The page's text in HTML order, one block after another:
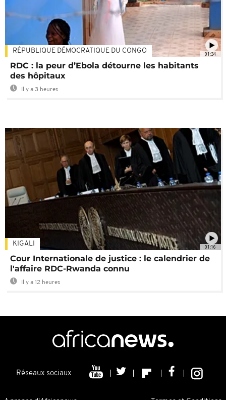
01:34
RÉPUBLIQUE DÉMOCRATIQUE DU CONGO
RDC : la peur d’Ebola détourne les habitants
des hôpitaux
Il y a 3 heures
01:16
KIGALI
Cour Internationale de justice : le calendrier de
l'affaire RDC-Rwanda connu
Il y a 12 heures
Réseaux sociaux